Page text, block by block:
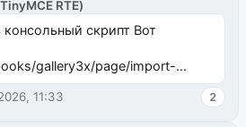
RTE)
консольный скрипт Вот
gallery3x/page/import-
11:33 2